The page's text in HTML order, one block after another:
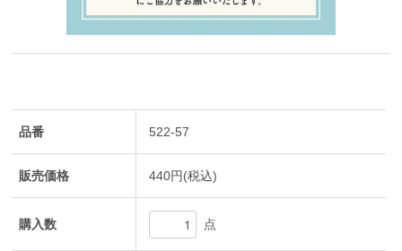
品番 522-57
販売価格 440円(税込)
購入数 点